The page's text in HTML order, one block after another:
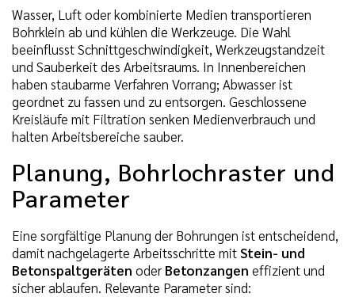
Wasser, Luft oder kombinierte Medien transportieren
Bohrklein ab und kühlen die Werkzeuge. Die Wahl
beeinflusst Schnittgeschwindigkeit, Werkzeugstandzeit
und Sauberkeit des Arbeitsraums. In Innenbereichen
haben staubarme Verfahren Vorrang; Abwasser ist
geordnet zu fassen und zu entsorgen. Geschlossene
Kreisläufe mit Filtration senken Medienverbrauch und
halten Arbeitsbereiche sauber.
Planung, Bohrlochraster und
Parameter
Eine sorgfältige Planung der Bohrungen ist entscheidend,
damit nachgelagerte Arbeitsschritte mitStein- und
Betonspaltgeräten oder Betonzangen effizient und
sicher ablaufen. Relevante Parameter sind: